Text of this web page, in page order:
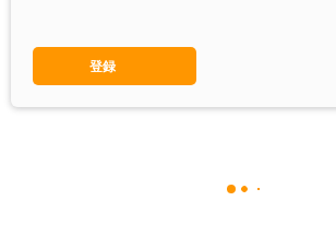
登録